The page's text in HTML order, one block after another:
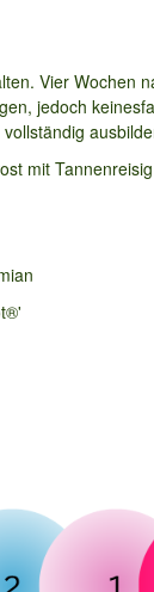
Vier Wochen
jedoch
mit